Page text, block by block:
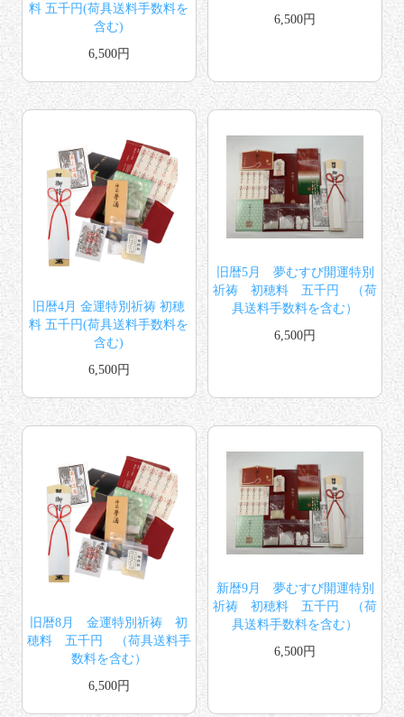
料 五千円(荷具送料手数料を
含む)
6,500円
6,500円
旧暦4月 金運特別祈祷 初穂
料 五千円(荷具送料手数料を
含む)
6,500円
旧暦5月 夢むすび開運特別
祈祷 初穂料 五千円 （荷
具送料手数料を含む）
6,500円
旧暦8月 金運特別祈祷 初
穂料 五千円 （荷具送料手
数料を含む）
6,500円
新暦9月 夢むすび開運特別
祈祷 初穂料 五千円 （荷
具送料手数料を含む）
6,500円